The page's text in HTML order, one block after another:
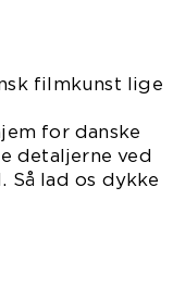
filmkunst lige
for danske
detaljerne ved
Så lad os dykke